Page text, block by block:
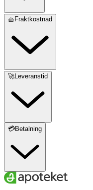
🧺Fraktkostnad
🚀Leveranstid
💳Betalning